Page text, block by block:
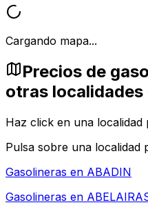
Cargando mapa...
Precios de
otras localidades
Haz click en una localidad
Pulsa sobre una localidad
Gasolineras en ABADIN
Gasolineras en